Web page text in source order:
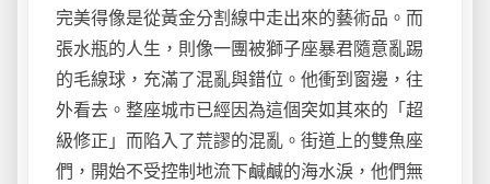
完美得像是從黃金分割線中走出來的藝術品。而
張水瓶的人生，則像一團被獅子座暴君隨意亂踢
的毛線球，充滿了混亂與錯位。他衝到窗邊，往
外看去。整座城市已經因為這個突如其來的「超
級修正」而陷入了荒謬的混亂。街道上的雙魚座
們，開始不受控制地流下鹹鹹的海水淚，他們無